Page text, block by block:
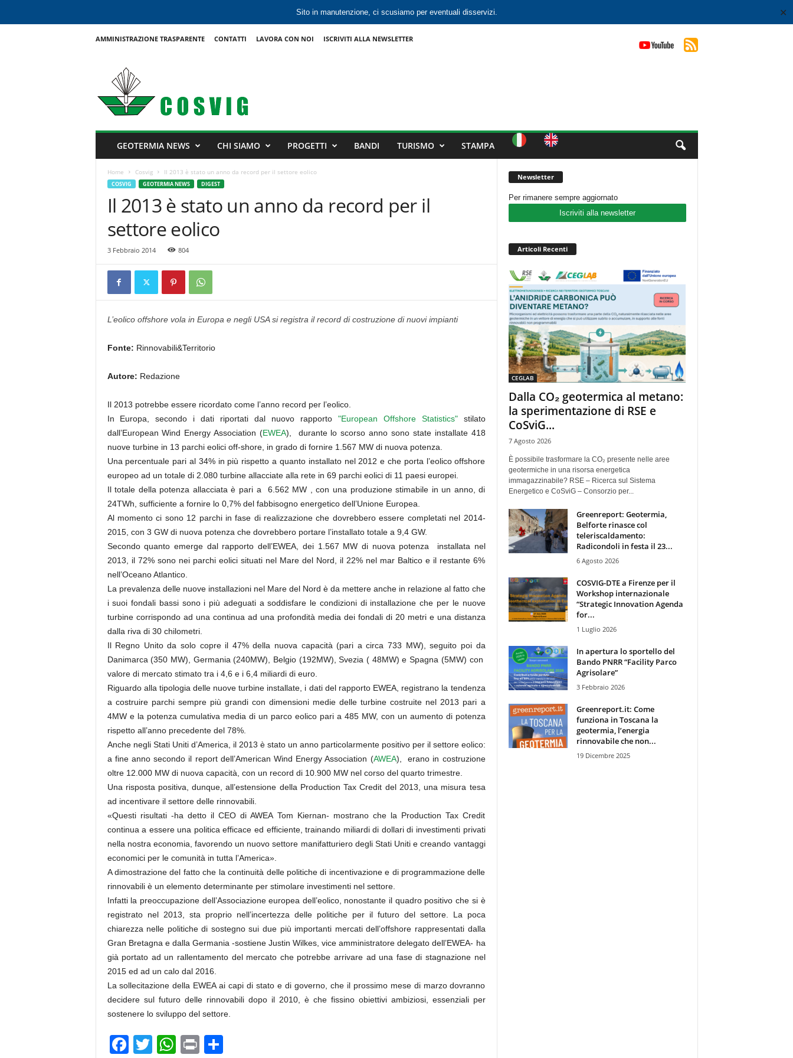
Sito in manutenzione, ci scusiamo per eventuali disservizi. ✕
AMMINISTRAZIONE TRASPARENTE CONTATTI LAVORA CON NOI ISCRIVITI ALLA NEWSLETTER
GEOTERMIA NEWS CHI SIAMO PROGETTI BANDI TURISMO STAMPA
Home Cosvig Il 2013 è stato un anno da record per il settore eolico
COSVIG GEOTERMIA NEWS DIGEST
Il 2013 è stato un anno da record per il
settore eolico
3 Febbraio 2014 804
L’eolico offshore vola in Europa e negli USA si registra il record di costruzione di nuovi impianti
Fonte: Rinnovabili&Territorio
Autore: Redazione
Il 2013 potrebbe essere ricordato come l’anno record per l’eolico.
In Europa, secondo i dati riportati dal nuovo rapporto "European Offshore Statistics" stilato
dall’European Wind Energy Association (EWEA), durante lo scorso anno sono state installate 418
nuove turbine in 13 parchi eolici off-shore, in grado di fornire 1.567 MW di nuova potenza.
Una percentuale pari al 34% in più rispetto a quanto installato nel 2012 e che porta l’eolico offshore
europeo ad un totale di 2.080 turbine allacciate alla rete in 69 parchi eolici di 11 paesi europei.
Il totale della potenza allacciata è pari a 6.562 MW , con una produzione stimabile in un anno, di
24TWh, sufficiente a fornire lo 0,7% del fabbisogno energetico dell’Unione Europea.
Al momento ci sono 12 parchi in fase di realizzazione che dovrebbero essere completati nel 2014-
2015, con 3 GW di nuova potenza che dovrebbero portare l’installato totale a 9,4 GW.
Secondo quanto emerge dal rapporto dell’EWEA, dei 1.567 MW di nuova potenza installata nel
2013, il 72% sono nei parchi eolici situati nel Mare del Nord, il 22% nel mar Baltico e il restante 6%
nell’Oceano Atlantico.
La prevalenza delle nuove installazioni nel Mare del Nord è da mettere anche in relazione al fatto che
i suoi fondali bassi sono i più adeguati a soddisfare le condizioni di installazione che per le nuove
turbine corrispondo ad una continua ad una profondità media dei fondali di 20 metri e una distanza
dalla riva di 30 chilometri.
Il Regno Unito da solo copre il 47% della nuova capacità (pari a circa 733 MW), seguito poi da
Danimarca (350 MW), Germania (240MW), Belgio (192MW), Svezia ( 48MW) e Spagna (5MW) con
valore di mercato stimato tra i 4,6 e i 6,4 miliardi di euro.
Riguardo alla tipologia delle nuove turbine installate, i dati del rapporto EWEA, registrano la tendenza
a costruire parchi sempre più grandi con dimensioni medie delle turbine costruite nel 2013 pari a
4MW e la potenza cumulativa media di un parco eolico pari a 485 MW, con un aumento di potenza
rispetto all’anno precedente del 78%.
Anche negli Stati Uniti d’America, il 2013 è stato un anno particolarmente positivo per il settore eolico:
a fine anno secondo il report dell’American Wind Energy Association (AWEA), erano in costruzione
oltre 12.000 MW di nuova capacità, con un record di 10.900 MW nel corso del quarto trimestre.
Una risposta positiva, dunque, all’estensione della Production Tax Credit del 2013, una misura tesa
ad incentivare il settore delle rinnovabili.
«Questi risultati -ha detto il CEO di AWEA Tom Kiernan- mostrano che la Production Tax Credit
continua a essere una politica efficace ed efficiente, trainando miliardi di dollari di investimenti privati
nella nostra economia, favorendo un nuovo settore manifatturiero degli Stati Uniti e creando vantaggi
economici per le comunità in tutta l’America».
A dimostrazione del fatto che la continuità delle politiche di incentivazione e di programmazione delle
rinnovabili è un elemento determinante per stimolare investimenti nel settore.
Infatti la preoccupazione dell’Associazione europea dell’eolico, nonostante il quadro positivo che si è
registrato nel 2013, sta proprio nell’incertezza delle politiche per il futuro del settore. La poca
chiarezza nelle politiche di sostegno sui due più importanti mercati dell’offshore rappresentati dalla
Gran Bretagna e dalla Germania -sostiene Justin Wilkes, vice amministratore delegato dell’EWEA- ha
già portato ad un rallentamento del mercato che potrebbe arrivare ad una fase di stagnazione nel
2015 ed ad un calo dal 2016.
La sollecitazione della EWEA ai capi di stato e di governo, che il prossimo mese di marzo dovranno
decidere sul futuro delle rinnovabili dopo il 2010, è che fissino obiettivi ambiziosi, essenziali per
sostenere lo sviluppo del settore.
F
T
W
Pr
Newsletter
Per rimanere sempre aggiornato
Iscriviti alla newsletter
Articoli Recenti
CEGLAB
Dalla CO₂ geotermica al metano:
la sperimentazione di RSE e
CoSviG...
7 Agosto 2026
È possibile trasformare la CO₂ presente nelle aree
geotermiche in una risorsa energetica
immagazzinabile? RSE – Ricerca sul Sistema
Energetico e CoSviG – Consorzio per...
Greenreport: Geotermia,
Belforte rinasce col
teleriscaldamento:
Radicondoli in festa il 23...
6 Agosto 2026
COSVIG-DTE a Firenze per il
Workshop internazionale
“Strategic Innovation Agenda
for...
1 Luglio 2026
In apertura lo sportello del
Bando PNRR “Facility Parco
Agrisolare”
3 Febbraio 2026
Greenreport.it: Come
funziona in Toscana la
geotermia, l’energia
rinnovabile che non...
19 Dicembre 2025